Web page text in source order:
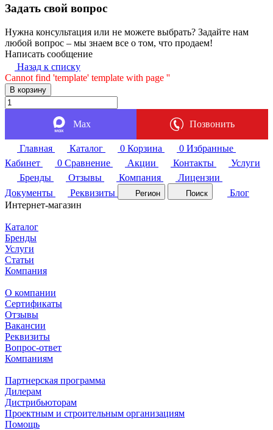
Задать свой вопрос
Нужна консультация или не можете выбрать? Задайте нам
любой вопрос – мы знаем все о том, что продаем!
Написать сообщение
Назад к списку
Cannot find 'template' template with page ''
В корзину
Max Позвонить
Главная Каталог 0 Корзина 0 Избранные
Кабинет
0 Сравнение Акции Контакты
Услуги
Бренды
Отзывы Компания
Лицензии
Документы
Реквизиты Регион Поиск
Блог
Интернет-магазин
Каталог
Бренды
Услуги
Статьи
Компания
О компании
Сертификаты
Отзывы
Вакансии
Реквизиты
Вопрос-ответ
Компаниям
Партнерская программа
Дилерам
Дистрибьюторам
Проектным и строительным организациям
Помощь